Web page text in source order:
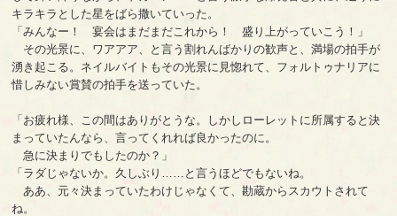
キラキラとした星をばら撒いていった。
「みんなー！ 宴会はまだまだこれから！ 盛り上がっていこう！」
その光景に、ワアアア、と言う割れんばかりの歓声と、満場の拍手が
湧き起こる。ネイルバイトもその光景に見惚れて、フォルトゥナリアに
惜しみない賞賛の拍手を送っていた。
「お疲れ様、この間はありがとうな。しかしローレットに所属すると決
まっていたんなら、言ってくれれば良かったのに。
急に決まりでもしたのか？」
「ラダじゃないか。久しぶり……と言うほどでもないね。
ああ、元々決まっていたわけじゃなくて、勘蔵からスカウトされて
ね。